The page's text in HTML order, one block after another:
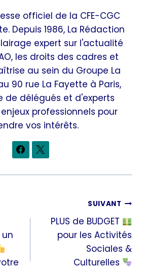
officiel de la CFE-CGC
Depuis 1986, La Rédaction
expert sur l'actualité
les droits des cadres et
au sein du Groupe La
90 rue La Fayette à Paris,
de délégués et d'experts
professionnels pour
vos intérêts.
un
SUIVANT
PLUS de BUDGET
pour les Activités
Sociales &
Culturelles